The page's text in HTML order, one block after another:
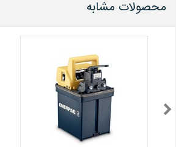
محصولات مشابه